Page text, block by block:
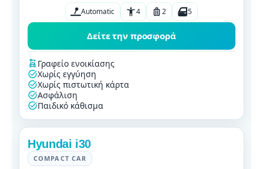
Automatic 4 2 5
Δείτε την προσφορά
Γραφείο ενοικίασης
Χωρίς εγγύηση
Χωρίς πιστωτική κάρτα
Ασφάλιση
Παιδικό κάθισμα
Hyundai i30
COMPACT CAR